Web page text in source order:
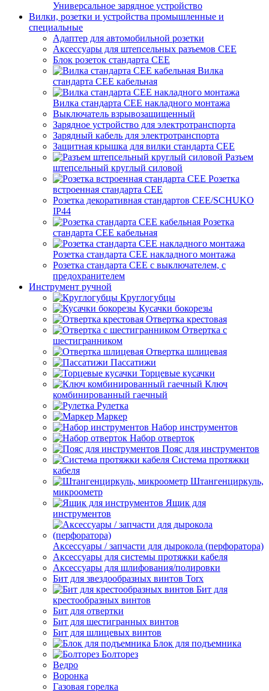
Универсальное зарядное устройство
Вилки, розетки и устройства промышленные и
специальные
Адаптер для автомобильной розетки
Аксессуары для штепсельных разъемов CEE
Блок розеток стандарта CEE
Вилка
стандарта CEE кабельная
Вилка стандарта CEE накладного монтажа
Выключатель взрывозащищенный
Зарядное устройство для электротранспорта
Зарядный кабель для электротранспорта
Защитная крышка для вилки стандарта CEE
Разъем
штепсельный круглый силовой
Розетка
встроенная стандарта CEE
Розетка декоративная стандартов CEE/SCHUKO
IP44
Розетка
стандарта СЕЕ кабельная
Розетка стандарта СЕЕ накладного монтажа
Розетка стандарта СЕЕ с выключателем, с
предохранителем
Инструмент ручной
Круглогубцы
Кусачки бокорезы
Отвертка крестовая
Отвертка с
шестигранником
Отвертка шлицевая
Пассатижи
Торцевые кусачки
Ключ
комбинированный гаечный
Рулетка
Маркер
Набор инструментов
Набор отверток
Пояс для инструментов
Система протяжки
кабеля
Штангенциркуль,
микроометр
Ящик для
инструментов
Аксессуары / запчасти для дырокола (перфоратора)
Аксессуары для системы протяжки кабеля
Аксессуары для шлифования/полировки
Бит для звездообразных винтов Torx
Бит для
крестообразных винтов
Бит для отвертки
Бит для шестигранных винтов
Бит для шлицевых винтов
Блок для подъемника
Болторез
Ведро
Воронка
Газовая горелка